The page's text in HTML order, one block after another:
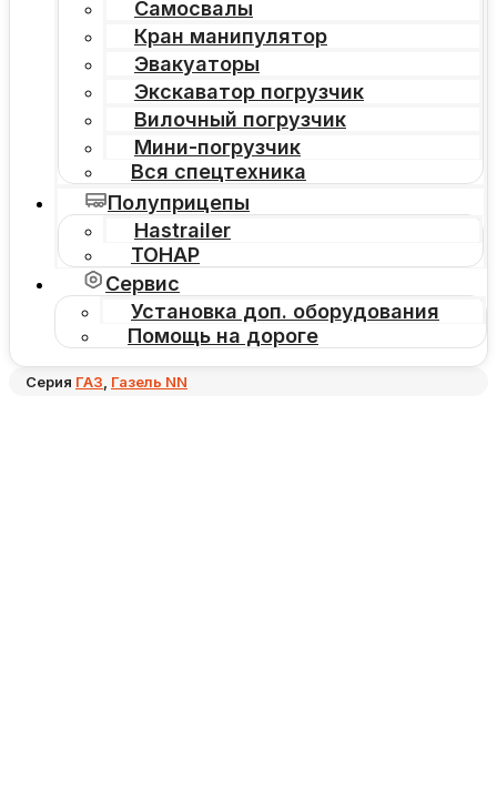
Самосвалы
Кран манипулятор
Эвакуаторы
Экскаватор погрузчик
Вилочный погрузчик
Мини-погрузчик
Вся спецтехника
Полуприцепы
Hastrailer
ТОНАР
Сервис
Установка доп. оборудования
Помощь на дороге
Серия ГАЗ, Газель NN